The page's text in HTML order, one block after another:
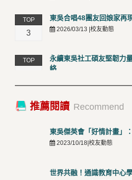
TOP
3
東吳合唱48團友回娘家再
2026/03/13 |校友動態
TOP
永續東吳社工碩友堅韌力
絡
TOP
卓越永續校園 東吳大學連
50001三大國際驗證殊榮
推薦閱讀 Recommend
東吳傑英會「好情計畫」
2023/10/18|校友動態
世界共融！通識教育中心